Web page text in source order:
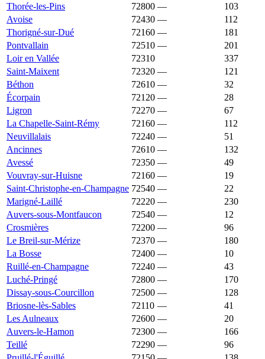
Thorée-les-Pins
72800 —
103
Avoise
72430 —
112
Thorigné-sur-Dué
72160 —
181
Pontvallain
72510 —
201
Loir en Vallée
72310
337
Saint-Maixent
72320 —
121
Béthon
72610 —
32
Écorpain
72120 —
28
Ligron
72270 —
67
La Chapelle-Saint-Rémy
72160 —
112
Neuvillalais
72240 —
51
Ancinnes
72610 —
132
Avessé
72350 —
49
Vouvray-sur-Huisne
72160 —
19
Saint-Christophe-en-Champagne 72540 —
22
Marigné-Laillé
72220 —
230
Auvers-sous-Montfaucon
72540 —
12
Crosmières
72200 —
96
Le Breil-sur-Mérize
72370 —
180
La Bosse
72400 —
10
Ruillé-en-Champagne
72240 —
43
Luché-Pringé
72800 —
170
Dissay-sous-Courcillon
72500 —
128
Briosne-lès-Sables
72110 —
41
Les Aulneaux
72600 —
20
Auvers-le-Hamon
72300 —
166
Teillé
72290 —
96